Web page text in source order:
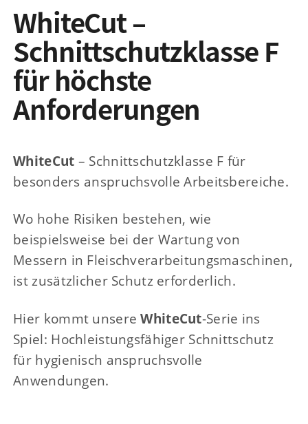
WhiteCut –
Schnittschutzklasse F
für höchste
Anforderungen
WhiteCut – Schnittschutzklasse F für
besonders anspruchsvolle Arbeitsbereiche.
Wo hohe Risiken bestehen, wie
beispielsweise bei der Wartung von
Messern in Fleischverarbeitungsmaschinen,
ist zusätzlicher Schutz erforderlich.
Hier kommt unsereWhiteCut-Serie ins
Spiel: Hochleistungsfähiger Schnittschutz
für hygienisch anspruchsvolle
Anwendungen.